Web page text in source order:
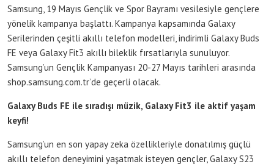
Samsung, 19 Mayıs Gençlik ve Spor Bayramı vesilesiyle gençlere
yönelik kampanya başlattı. Kampanya kapsamında Galaxy
Serilerinden çeşitli akıllı telefon modelleri, indirimli Galaxy Buds
FE veya Galaxy Fit3 akıllı bileklik fırsatlarıyla sunuluyor.
Samsung’un Gençlik Kampanyası 20-27 Mayıs tarihleri arasında
shop.samsung.com.tr’de geçerli olacak.
Galaxy Buds FE ile sıradışı müzik, Galaxy Fit3 ile aktif yaşam
keyfi!
Samsung’un en son yapay zeka özellikleriyle donatılmış güçlü
akıllı telefon deneyimini yaşatmak isteyen gençler, Galaxy S23